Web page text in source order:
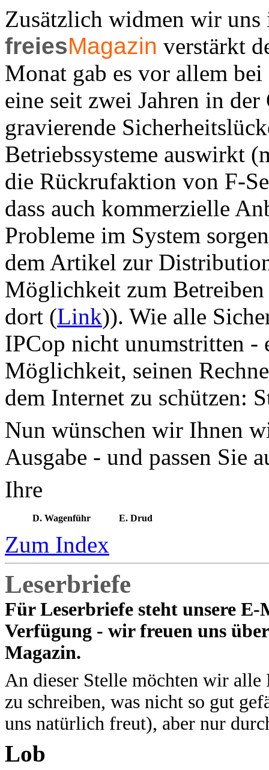
Zusätzlich widmen wir uns
freiesMagazin verstärkt
Monat gab es vor allem
eine seit zwei Jahren in
gravierende
Betriebssysteme auswirkt
die Rückrufaktion von F-
dass auch kommerzielle
Probleme im System
dem Artikel zur
Möglichkeit zum
dort (Link)). Wie alle
IPCop nicht unumstritten -
Möglichkeit, seinen
dem Internet zu schützen:
Nun wünschen wir Ihnen
Ausgabe - und passen Sie
Ihre
D. Wagenführ E. Drud
Zum Index
Leserbriefe
Für Leserbriefe steht unsere E-
Verfügung - wir freuen uns
Magazin.
An dieser Stelle möchten wir alle
zu schreiben, was nicht so gut
uns natürlich freut), aber nur
Lob